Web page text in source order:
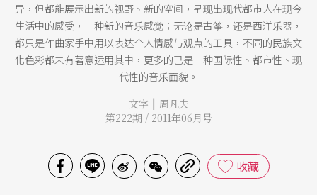
异，但都能展示出新的视野、新的空间，呈现出现代都市人在现今
生活中的感受，一种新的音乐感觉；无论是古筝，还是西洋乐器，
都只是作曲家手中用以表达个人情感与观点的工具，不同的民族文
化色彩都未有著意运用其中，更多的已是一种国际性、都市性、现
代性的音乐面貌。
文字 | 周凡夫
第222期 / 2011年06月号
收藏